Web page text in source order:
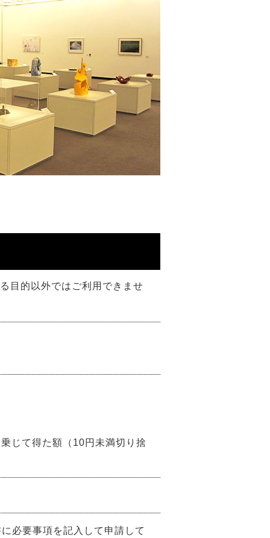
目的以外ではご利用できませ
じて得た額（10円未満切り捨
必要事項を記入して申請して